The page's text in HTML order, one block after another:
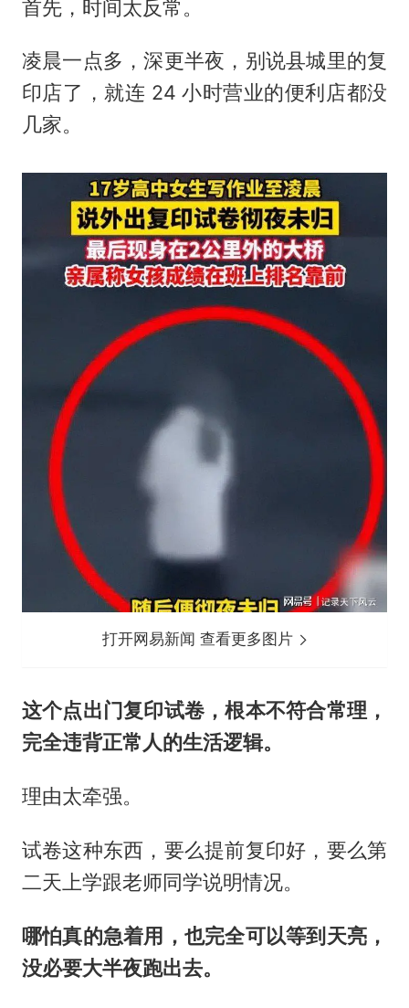
首先，时间太反常。
凌晨一点多，深更半夜，别说县城里的复
印店了，就连 24 小时营业的便利店都没
几家。
打开网易新闻 查看更多图片
这个点出门复印试卷，根本不符合常理，
完全违背正常人的生活逻辑。
理由太牵强。
试卷这种东西，要么提前复印好，要么第
二天上学跟老师同学说明情况。
哪怕真的急着用，也完全可以等到天亮，
没必要大半夜跑出去。